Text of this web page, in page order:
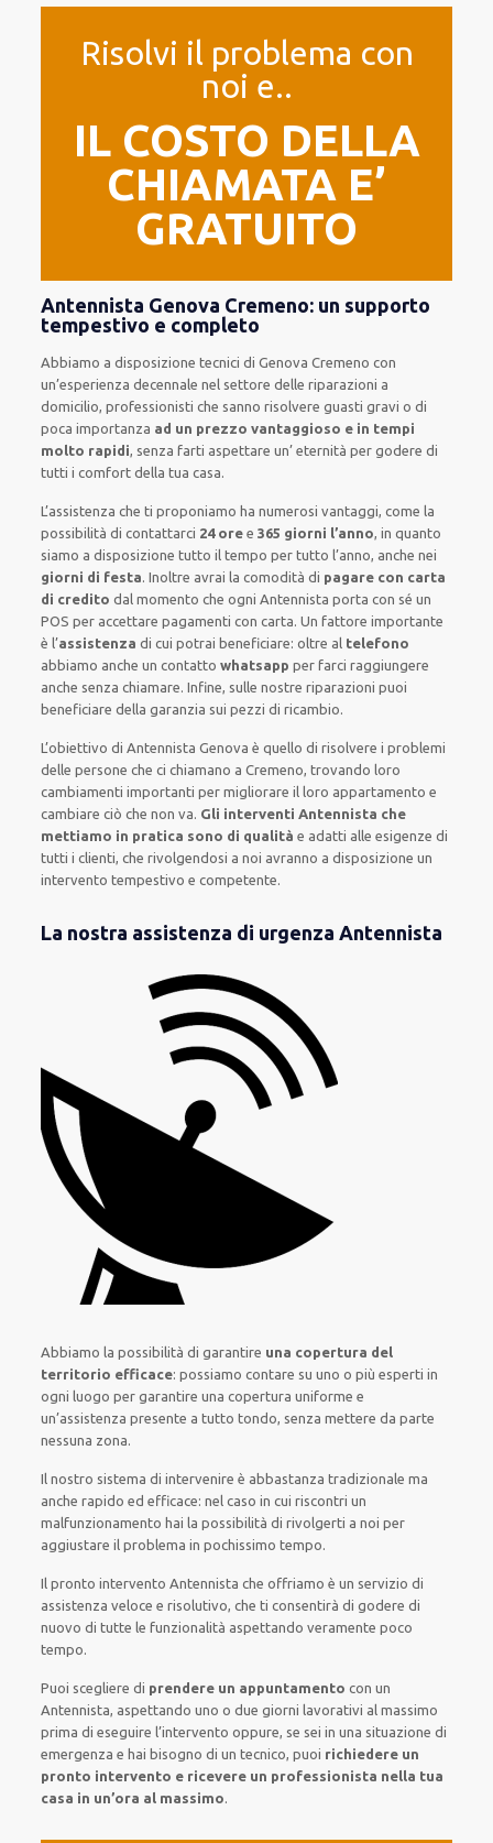
Risolvi il problema con
noi e..
IL COSTO DELLA
CHIAMATA E’
GRATUITO
Antennista Genova Cremeno: un supporto
tempestivo e completo
Abbiamo a disposizionetecnici di Genova Cremeno con
un’esperienza decennalenel settore delle riparazioni a
domicilio, professionistiche sanno risolvere guasti gravi o di
poca importanza ad un prezzo vantaggioso e in tempi
molto rapidi, senza farti aspettare un’ eternità per godere di
tutti i comfort della tua casa.
L’assistenza che tiproponiamo ha numerosi vantaggi, come la
possibilità di contattarci 24 ore e 365 giorni l’anno, in quanto
siamo a disposizionetutto il tempo per tutto l’anno, anche nei
giorni di festa.Inoltre avrai la comodità di pagare con carta
di credito dal momento che ogni Antennistaporta con séun
POSper accettare pagamenticon carta.Un fattore importante
è l’assistenza di cui potrai beneficiare: oltre al telefono
abbiamo anche uncontatto whatsappper farci raggiungere
anche senza chiamare.Infine, sulle nostre riparazioni puoi
beneficiare dellagaranzia sui pezzi di ricambio.
L’obiettivo di Antennista Genova è quello di risolvere i problemi
delle persone checi chiamano a Cremeno, trovando loro
cambiamenti importanti per migliorareil loro appartamento e
cambiare ciò che non va. Gli interventi Antennista che
mettiamo in pratica sono di qualità e adatti alle esigenze di
tutti i clienti, che rivolgendosi a noi avranno a disposizione un
interventotempestivo e competente.
La nostra assistenza di urgenza Antennista
Abbiamo la possibilità di garantire una copertura del
territorio efficace:possiamo contare su uno o piùesperti in
ogni luogo pergarantire una coperturauniforme e
un’assistenza presente atutto tondo, senzamettere da parte
nessuna zona.
Il nostro sistema di intervenire è abbastanza tradizionale ma
anche rapido ed efficace: nel caso in cuiriscontriun
malfunzionamento hai la possibilità di rivolgerti a noi per
aggiustare ilproblema in pochissimo tempo.
Il pronto intervento Antennistache offriamo èun servizio di
assistenza veloce e risolutivo, che ticonsentirà di godere di
nuovodi tutte le funzionalità aspettando veramente poco
tempo.
Puoi scegliere di prendere un appuntamento con un
Antennista, aspettandouno o due giorni lavorativi al massimo
prima dieseguire l’intervento oppure, se sei in una situazione di
emergenza e hai bisogno diun tecnico, puoi richiedere un
pronto intervento e ricevere un professionista nella tua
casa in un’ora al massimo.